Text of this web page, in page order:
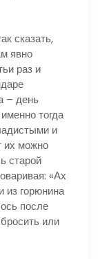
сказать,
явно
раз и
– день
тогда
и
их можно
старой
«Ах
из горюнина
после
или